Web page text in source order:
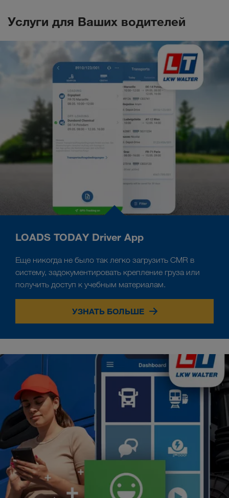
Услуги для Ваших водителей
LOADS TODAY Driver App
Еще никогда не было так легко загрузить CMR в
систему, задокументировать крепление груза или
получить доступ к учебным материалам.
УЗНАТЬ БОЛЬШЕ